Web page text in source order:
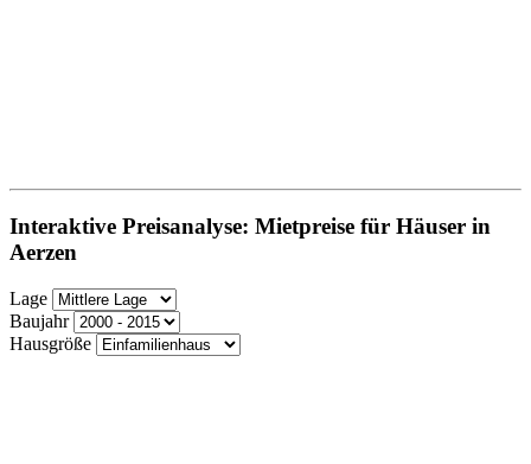
Interaktive Preisanalyse: Mietpreise für Häuser in
Aerzen
Lage
Baujahr
Hausgröße